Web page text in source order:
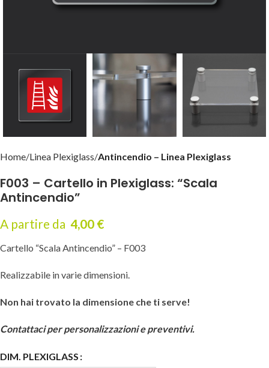
Home Linea Plexiglass Antincendio – Linea Plexiglass
F003 – Cartello in Plexiglass: “Scala
Antincendio”
A partire da 4,00 €
Cartello “Scala Antincendio” – F003
Realizzabile in varie dimensioni.
Non hai trovato la dimensione che ti serve!
Contattaci per personalizzazioni e preventivi.
DIM. PLEXIGLASS